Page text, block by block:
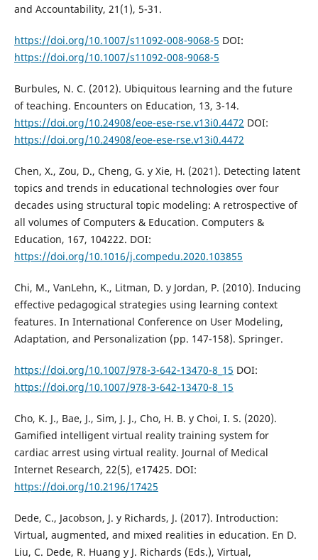
and Accountability, 21(1), 5-31.
https://doi.org/10.1007/s11092-008-9068-5 DOI:
https://doi.org/10.1007/s11092-008-9068-5
Burbules, N. C. (2012). Ubiquitous learning and the future
of teaching. Encounters on Education, 13, 3-14.
https://doi.org/10.24908/eoe-ese-rse.v13i0.4472 DOI:
https://doi.org/10.24908/eoe-ese-rse.v13i0.4472
Chen, X., Zou, D., Cheng, G. y Xie, H. (2021). Detecting latent
topics and trends in educational technologies over four
decades using structural topic modeling: A retrospective of
all volumes of Computers & Education. Computers &
Education, 167, 104222. DOI:
https://doi.org/10.1016/j.compedu.2020.103855
Chi, M., VanLehn, K., Litman, D. y Jordan, P. (2010). Inducing
effective pedagogical strategies using learning context
features. In International Conference on User Modeling,
Adaptation, and Personalization (pp. 147-158). Springer.
https://doi.org/10.1007/978-3-642-13470-8_15 DOI:
https://doi.org/10.1007/978-3-642-13470-8_15
Cho, K. J., Bae, J., Sim, J. J., Cho, H. B. y Choi, I. S. (2020).
Gamified intelligent virtual reality training system for
cardiac arrest using virtual reality. Journal of Medical
Internet Research, 22(5), e17425. DOI:
https://doi.org/10.2196/17425
Dede, C., Jacobson, J. y Richards, J. (2017). Introduction:
Virtual, augmented, and mixed realities in education. En D.
Liu, C. Dede, R. Huang y J. Richards (Eds.), Virtual,